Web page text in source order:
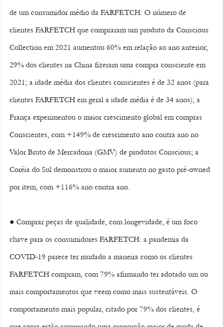
de um consumidor médio da FARFETCH: O número de
clientes FARFETCH que compraram um produto da Conscious
Collection em 2021 aumentou 60% em relação ao ano anterior;
29% dos clientes na China fizeram uma compra consciente em
2021; a idade média dos clientes conscientes é de 32 anos (para
clientes FARFETCH em geral a idade média é de 34 anos); a
França experimentou o maior crescimento global em compras
Conscientes, com +149% de crescimento ano contra ano no
Valor Bruto de Mercadoria (GMV) de produtos Conscious; a
Coréia do Sul demonstrou o maior aumento no gasto pré-owned
por item, com +116% ano contra ano.
● Comprar peças de qualidade, com longevidade, é um foco
chave para os consumidores FARFETCH: a pandemia da
COVID-19 parece ter mudado a maneira como os clientes
FARFETCH compram, com 79% afirmando ter adotado um ou
mais comportamentos que veem como mais sustentáveis. O
comportamento mais popular, citado por 79% dos clientes, é